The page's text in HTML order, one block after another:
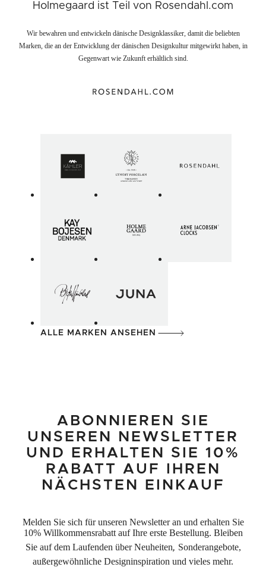
Holmegaard ist Teil von Rosendahl.com
Wir bewahren und entwickeln dänische Designklassiker, damit die beliebten
Marken, die an der Entwicklung der dänischen Designkultur mitgewirkt haben, in
Gegenwart wie Zukunft erhältlich sind.
ALLE MARKEN ANSEHEN
ABONNIEREN SIE
UNSEREN NEWSLETTER
UND ERHALTEN SIE 10%
RABATT AUF IHREN
NÄCHSTEN EINKAUF
Melden Sie sich für unseren Newsletter an und erhalten Sie
10% Willkommensrabatt auf Ihre erste Bestellung. Bleiben
Sie auf dem Laufenden über Neuheiten, Sonderangebote,
außergewöhnliche Designinspiration und vieles mehr.